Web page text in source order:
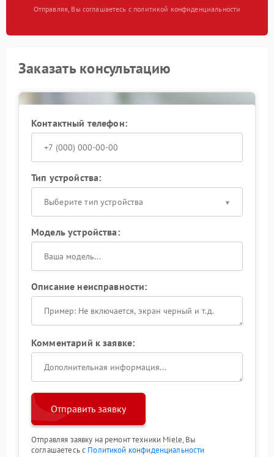
Отправляя, Вы соглашаетесь с политикой конфиденциальности
Заказать консультацию
Контактный телефон:
Тип устройства:
Выберите тип устройства
Модель устройства:
Описание неисправности:
Комментарий к заявке:
Отправить заявку
Отправляя заявку на ремонт техники Miele, Вы
соглашаетесь с Политикой конфиденциальности